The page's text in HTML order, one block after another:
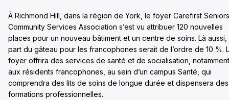
À Richmond Hill, dans la région de York, le foyer Carefirst
Community Services Association s’est vu attribuer 120 nouvelles
places pour un nouveau bâtiment et un centre de soins. Là aussi,
part du gâteau pour les francophones serait de l’ordre de 10 %.
foyer offrira des services de santé et de socialisation, notamment
aux résidents francophones, au sein d’un campus Santé, qui
comprendra des lits de soins de longue durée et dispensera des
formations professionnelles.